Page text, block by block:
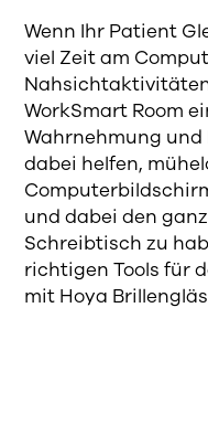
Wenn Ihr Patient
viel Zeit am
WorkSmart Room
Wahrnehmung
dabei helfen,
und dabei den
Schreibtisch zu
richtigen Tools für
mit Hoya